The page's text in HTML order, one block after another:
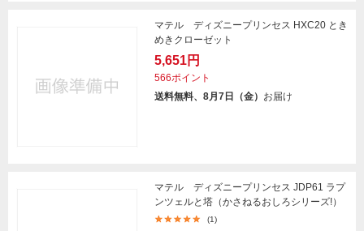
マテル ディズニープリンセス HXC20 とき
めきクローゼット
5,651円
566ポイント
送料無料、8月7日（金） お届け
マテル ディズニープリンセス JDP61 ラプ
ンツェルと塔（かさねるおしろシリーズ!）
(1)